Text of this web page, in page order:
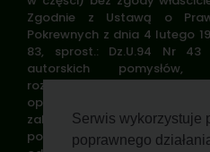
Serwis wykorzystuje
poprawnego
Zgodnie z Ustawą o
Pokrewnych z dnia 4 lutego
83, sprost.: Dz.U.94 Nr 43
autorskich pomysłów,
rozpowszechnianie zdjęć,
opisów w celach
zabronione i stanowi
podlega karze. Znaki